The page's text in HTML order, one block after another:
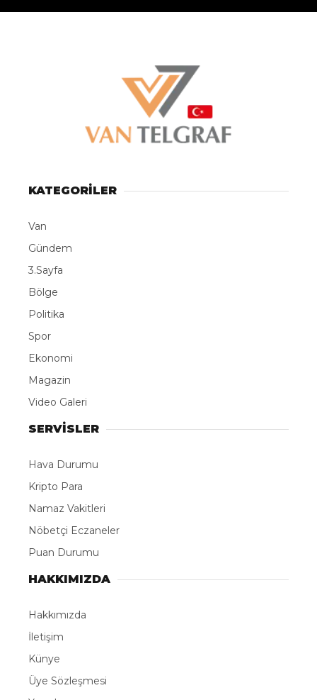
KATEGORİLER
Van
Gündem
3.Sayfa
Bölge
Politika
Spor
Ekonomi
Magazin
Video Galeri
SERVİSLER
Hava Durumu
Kripto Para
Namaz Vakitleri
Nöbetçi Eczaneler
Puan Durumu
HAKKIMIZDA
Hakkımızda
İletişim
Künye
Üye Sözleşmesi